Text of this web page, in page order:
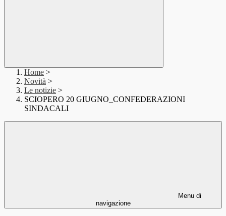
Home >
Novità >
Le notizie >
SCIOPERO 20 GIUGNO_CONFEDERAZIONI
SINDACALI
Menu di
navigazione